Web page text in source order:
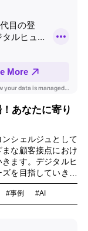
あなたに寄り
シェルジュとして
な顧客接点におけ
ます。デジタルヒ
を目指していきま
#事例 #AI